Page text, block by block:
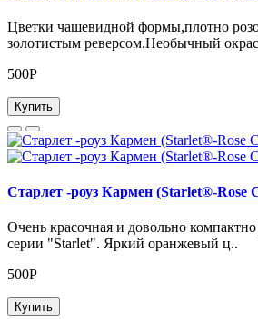
Цветки чашевидной формы,плотно
золотистым реверсом.Необычный
500Р
Купить
Старлет -роуз Кармен (Starlet®-Rose
Очень красочная и довольно компактно
серии "Starlet". Яркий оранжевый ц..
500Р
Купить